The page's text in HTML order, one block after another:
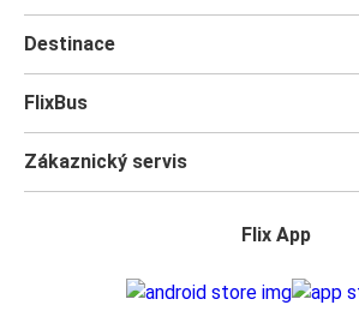
Destinace
FlixBus
Zákaznický servis
Flix App